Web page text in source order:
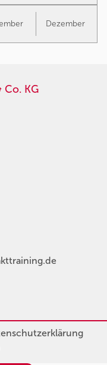
Dezember
Co. KG